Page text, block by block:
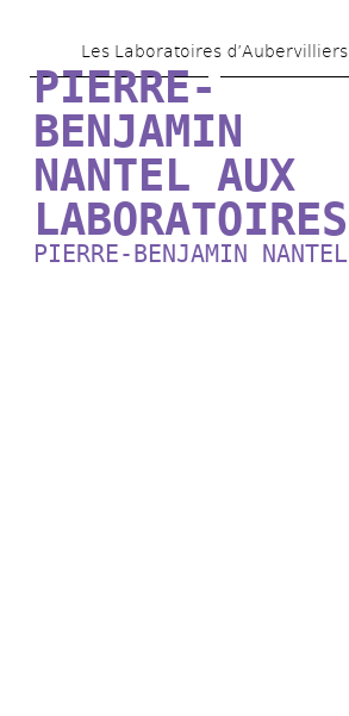
au
contenu
principal
Les Laboratoires d’Aubervilliers
PIERRE-
BENJAMIN
NANTEL AUX
LABORATOIRES
PIERRE-BENJAMIN NANTEL